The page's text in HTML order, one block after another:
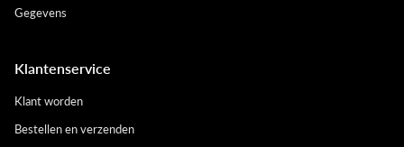
Gegevens
Klantenservice
Klant worden
Bestellen en verzenden